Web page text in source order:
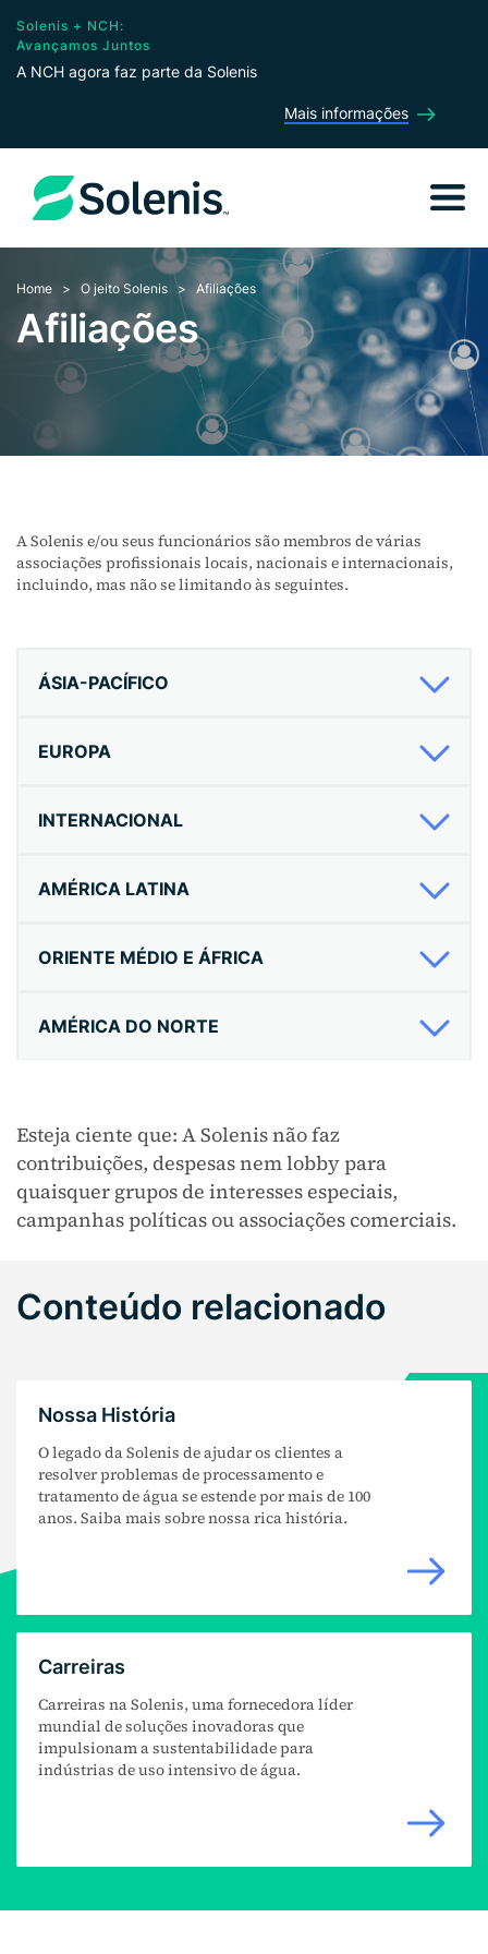
Solenis + NCH:
Avançamos Juntos
A NCH agora faz parte da Solenis
Mais informações
Home O jeito Solenis Afiliações
Afiliações
A Solenis e/ou seus funcionários são membros de várias
associações profissionais locais, nacionais e internacionais,
incluindo, mas não se limitando às seguintes.
ÁSIA-PACÍFICO
EUROPA
INTERNACIONAL
AMÉRICA LATINA
ORIENTE MÉDIO E ÁFRICA
AMÉRICA DO NORTE
Esteja ciente que: A Solenis não faz
contribuições, despesas nem lobby para
quaisquer grupos de interesses especiais,
campanhas políticas ou associações comerciais.
Conteúdo relacionado
Nossa História
O legado da Solenis de ajudar os clientes a
resolver problemas de processamento e
tratamento de água se estende por mais de 100
anos. Saiba mais sobre nossa rica história.
Carreiras
Carreiras na Solenis, uma fornecedora líder
mundial de soluções inovadoras que
impulsionam a sustentabilidade para
indústrias de uso intensivo de água.